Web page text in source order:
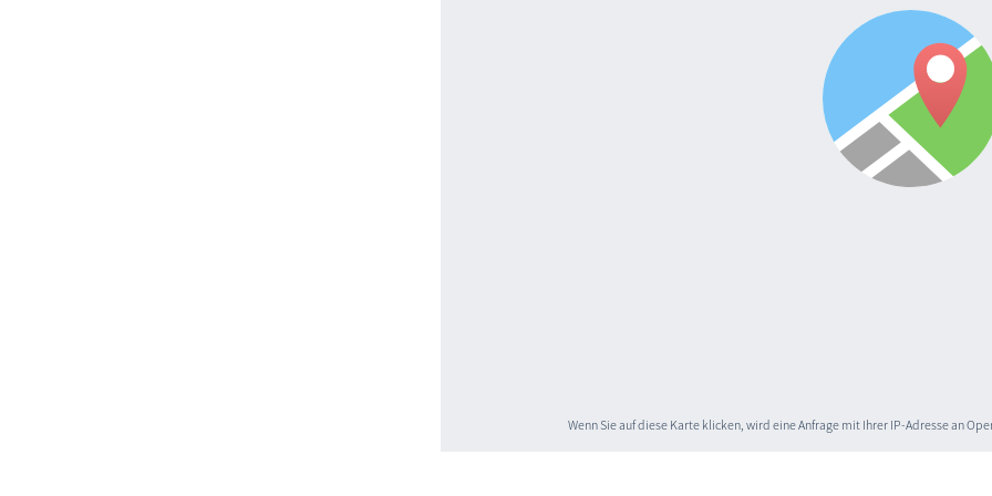
Wenn Sie auf diese Karte klicken, wird eine Anfrage mit Ihrer IP-Adresse an